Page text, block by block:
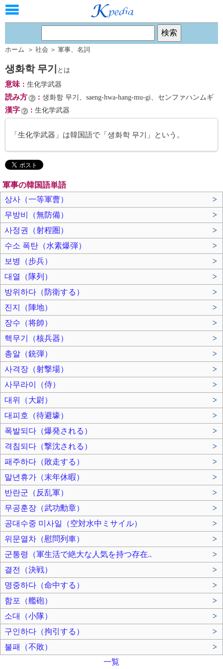
ホーム ＞ 社会 ＞ 軍事、 名詞
생화학 무기 とは
意味： 生化学武器
読み方 ： 생화항 무기、saeng-hwa-hang-mu-gi、センファハンムギ
漢字 ： 生化学武器
「生化学武器」は韓国語で「생화학 무기」という。
軍事の韓国語単語
상사（一等軍曹）
>
무방비（無防備）
>
사정권（射程圏）
>
수소 폭탄（水素爆弾）
>
보병（步兵）
>
대열（隊列）
>
방위하다（防衛する）
>
진지（陣地）
>
장수（将帥）
>
핵무기（核兵器）
>
총알（銃弾）
>
사격장（射撃場）
>
사무라이（侍）
>
대위（大尉）
>
대피호（待避壕）
>
폭발되다（爆発される）
>
격침되다（撃沈される）
>
패주하다（敗走する）
>
말년휴가（末年休暇）
>
반란군（反乱軍）
>
무공훈장（武功勳章）
>
공대수중 미사일（空対水中ミサイル）
>
위문열차（慰問列車）
>
군통령（軍生活で絶大な人気を持つ存在..
>
결전（決戦）
>
명중하다（命中する）
>
함포（艦砲）
>
소대（小隊）
>
구인하다（拘引する）
>
불패（不敗）
>
一覧